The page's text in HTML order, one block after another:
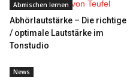
Abmischen lernen
Abhörlautstärke – Die richtige
/ optimale Lautstärke im
Tonstudio
News